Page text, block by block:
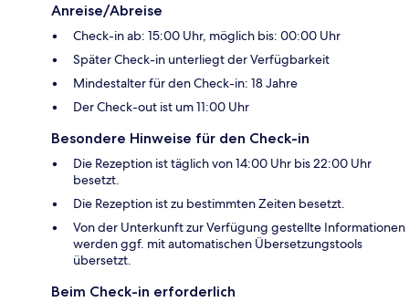
Anreise/Abreise
Check-in ab: 15:00 Uhr, möglich bis: 00:00 Uhr
Später Check-in unterliegt der Verfügbarkeit
Mindestalter für den Check-in: 18 Jahre
Der Check-out ist um 11:00 Uhr
Besondere Hinweise für den Check-in
Die Rezeption ist täglich von 14:00 Uhr bis 22:00 Uhr
besetzt.
Die Rezeption ist zu bestimmten Zeiten besetzt.
Von der Unterkunft zur Verfügung gestellte Informationen
werden ggf. mit automatischen Übersetzungstools
übersetzt.
Beim Check-in erforderlich